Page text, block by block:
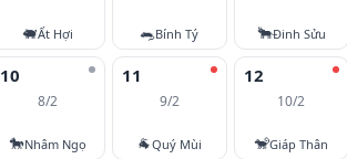
🐖Ất Hợi 🐀Bính Tý 🐂Đinh Sửu
10
8/2
🐎Nhâm Ngọ
11
9/2
🐐Quý Mùi
12
10/2
🐒Giáp Thân